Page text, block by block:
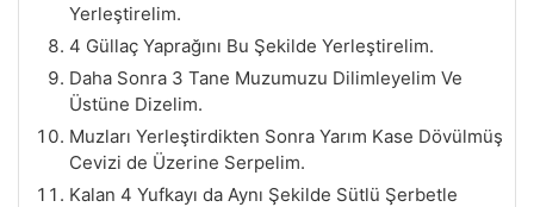
Yerleştirelim.
4 Güllaç Yaprağını Bu Şekilde Yerleştirelim.
Daha Sonra 3 Tane Muzumuzu Dilimleyelim Ve
Üstüne Dizelim.
Muzları Yerleştirdikten Sonra Yarım Kase Dövülmüş
Cevizi de Üzerine Serpelim.
Kalan 4 Yufkayı da Aynı Şekilde Sütlü Şerbetle